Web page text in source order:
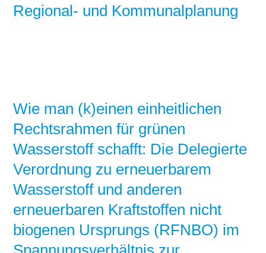
Regional- und Kommunalplanung
Wie man (k)einen einheitlichen
Rechtsrahmen für grünen
Wasserstoff schafft: Die Delegierte
Verordnung zu erneuerbarem
Wasserstoff und anderen
erneuerbaren Kraftstoffen nicht
biogenen Ursprungs (RFNBO) im